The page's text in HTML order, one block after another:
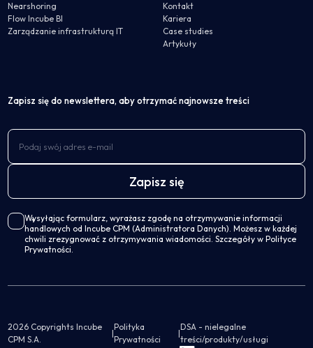
Nearshoring
Flow Incube BI
Zarządzanie infrastrukturą IT
Kontakt
Kariera
Case studies
Artykuły
Zapisz się do newslettera, aby otrzymać najnowsze treści
Wysyłając formularz, wyrażasz zgodę na otrzymywanie informacji
handlowych od Incube CPM (Administratora Danych). Możesz w każdej
chwili zrezygnować z otrzymywania wiadomości. Szczegóły w Polityce
Prywatności.
2026 Copyrights Incube
CPM S.A.
|
Polityka
Prywatności
|
DSA - nielegalne
treści/produkty/usługi